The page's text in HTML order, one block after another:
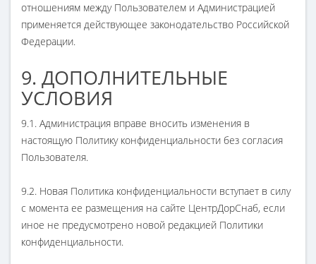
отношениям между Пользователем и Администрацией
применяется действующее законодательство Российской
Федерации.
9. ДОПОЛНИТЕЛЬНЫЕ
УСЛОВИЯ
9.1. Администрация вправе вносить изменения в
настоящую Политику конфиденциальности без согласия
Пользователя.
9.2. Новая Политика конфиденциальности вступает в силу
с момента ее размещения на сайте ЦентрДорСнаб, если
иное не предусмотрено новой редакцией Политики
конфиденциальности.